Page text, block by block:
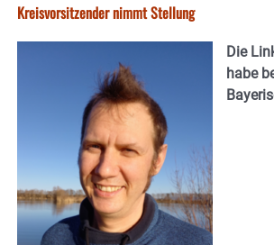
Kreisvorsitzender nimmt Stellung
Die
habe